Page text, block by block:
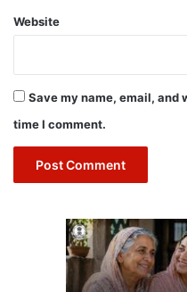
Website
Save my name, email, and
time I comment.